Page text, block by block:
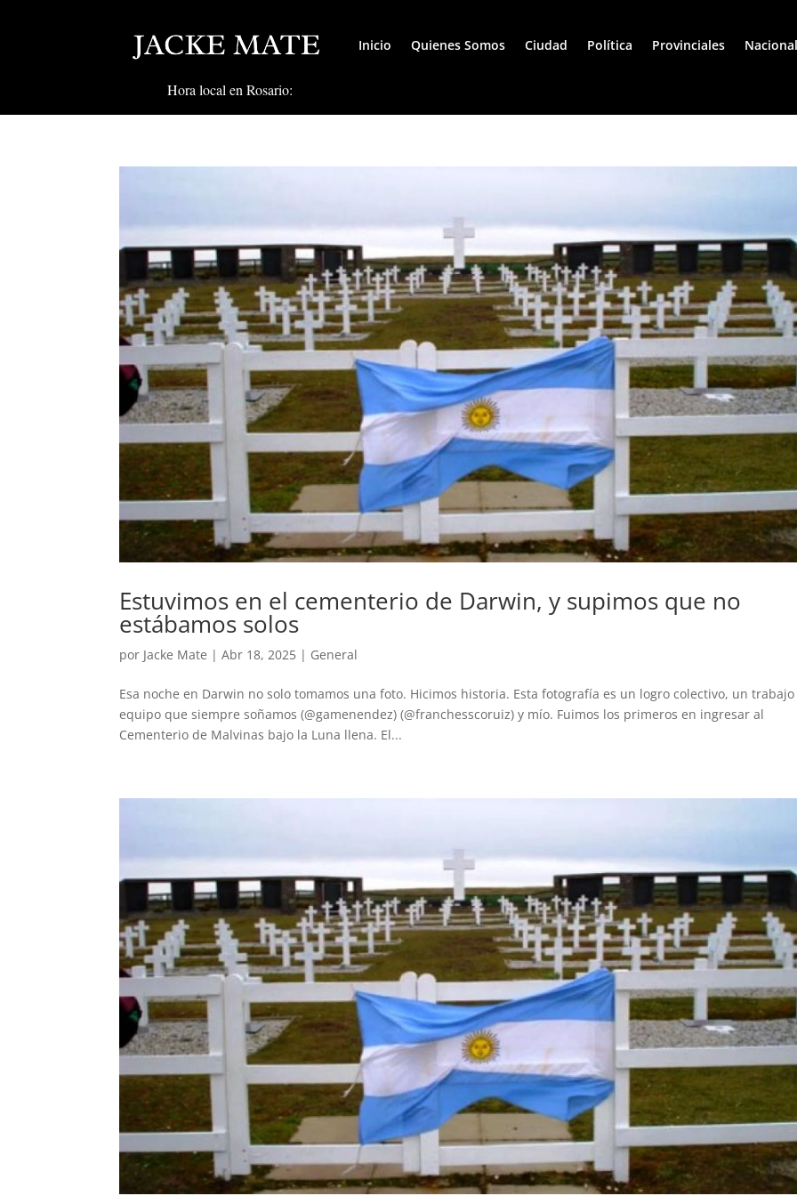
Inicio Quienes Somos Ciudad Política Provinciales
Hora local en Rosario:
Estuvimos en el cementerio de Darwin, y supimos que no
estábamos solos
por Jacke Mate |Abr 18, 2025 | General
Esa noche en Darwin no solo tomamos una foto. Hicimos historia. Esta fotografía es un logro colectivo, un
equipo que siempre soñamos (@gamenendez) (@franchesscoruiz) y mío. Fuimos los primeros en ingresar al
Cementerio de Malvinas bajo la Luna llena. El...